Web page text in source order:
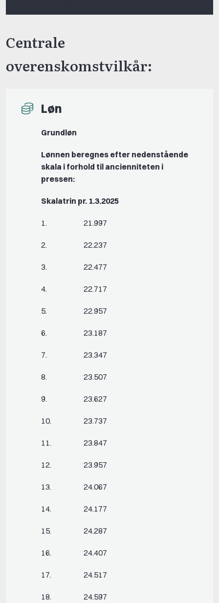
Centrale
overenskomstvilkår:
Løn
Grundløn
Lønnen beregnes efter nedenstående
skala i forhold til ancienniteten i
pressen:
Skalatrin pr. 1.3.2025
1. 21.997
2. 22.237
3. 22.477
4. 22.717
5. 22.957
6. 23.187
7. 23.347
8. 23.507
9. 23.627
10. 23.737
11. 23.847
12. 23.957
13. 24.067
14. 24.177
15. 24.287
16. 24.407
17. 24.517
18. 24.597